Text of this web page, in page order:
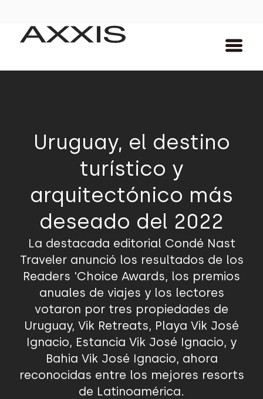
Uruguay, el destino
turístico y
arquitectónico más
deseado del 2022
La destacada editorial Condé Nast
Traveler anunció los resultados de los
Readers 'Choice Awards, los premios
anuales de viajes y los lectores
votaron por tres propiedades de
Uruguay, Vik Retreats, Playa Vik José
Ignacio, Estancia Vik José Ignacio, y
Bahia Vik José Ignacio, ahora
reconocidas entre los mejores resorts
de Latinoamérica.